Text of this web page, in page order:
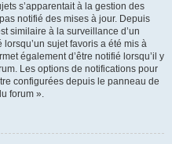
s’apparentait à la gestion des
notifié des mises à jour. Depuis
similaire à la surveillance d’un
sujet favoris a été mis à
également d’être notifié lorsqu’il y
Les options de notifications pour
configurées depuis le panneau de
forum ».